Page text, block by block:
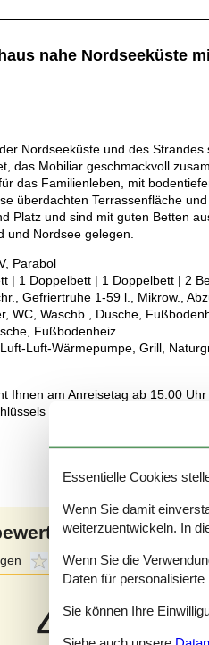
nahe Nordseeküste
Nordseeküste und des
das Mobiliar geschmackvoll
das Familienleben, mit
überdachten Terrassenfläche
Platz und sind mit guten Betten
und Nordsee gelegen.
Parabol
| 1 Doppelbett | 1 Doppelbett | 2
Gefriertruhe 1-59 l., Mikrow.,
WC, Waschb., Dusche,
Fußbodenheiz.
Luft-Wärmepumpe, Grill,
Ihnen am Anreisetag ab 15:00
erfolgt im Servicebüro.
4,0Externe Bewertungen
4,0 Bezogen auf3
Essentielle Cookies
Wenn Sie damit
weiterzuentwickeln. In
Wenn Sie die
Daten für
Sie können Ihre